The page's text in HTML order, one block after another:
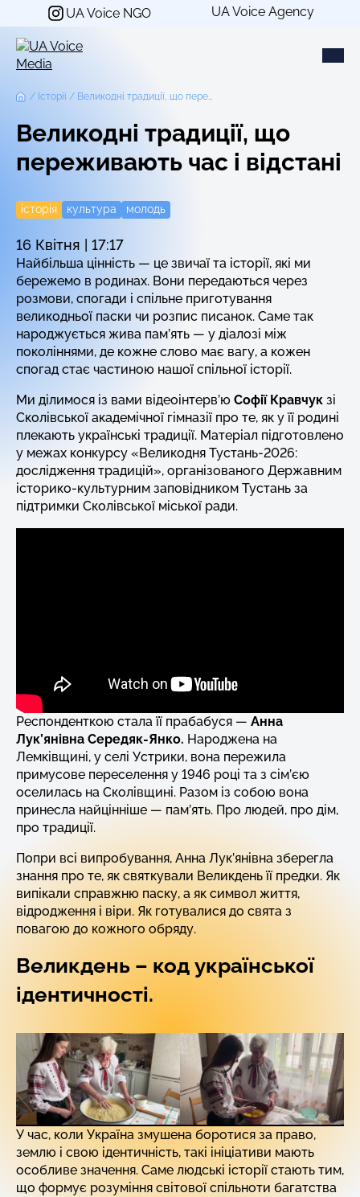
Перейти
до
вмісту
UA Voice NGO UA Voice Agency
Історії Великодні традиції, що переживають час і відстані
Великодні традиції, що
переживають час і відстані
історія культура молодь
16 Квітня | 17:17
Найбільша цінність — це звичаї та історії, які ми
бережемо в родинах. Вони передаються через
розмови, спогади і спільне приготування
великодньої паски чи розпис писанок. Саме так
народжується жива пам’ять — у діалозі між
поколіннями, де кожне слово має вагу, а кожен
спогад стає частиною нашої спільної історії.
Ми ділимося із вами відеоінтерв’ю Софії Кравчук зі
Сколівської академічної гімназії про те, як у її родині
плекають українські традиції. Матеріал підготовлено
у межах конкурсу «Великодня Тустань-2026:
дослідження традицій», організованого Державним
історико-культурним заповідником Тустань за
підтримки Сколівської міської ради.
Респонденткою стала її прабабуся — Анна
Лук’янівна Середяк-Янко. Народжена на
Лемківщині, у селі Устрики, вона пережила
примусове переселення у 1946 році та з сім’єю
оселилась на Сколівщині. Разом із собою вона
принесла найцінніше — пам’ять. Про людей, про дім,
про традиції.
Попри всі випробування, Анна Лук’янівна зберегла
знання про те, як святкували Великдень її предки. Як
випікали справжню паску, а як символ життя,
відродження і віри. Як готувалися до свята з
повагою до кожного обряду.
Великдень – код української
ідентичності.
У час, коли Україна змушена боротися за право,
землю і свою ідентичність, такі ініціативи мають
особливе значення. Саме людські історії стають тим,
що формує розуміння світової спільноти багатства